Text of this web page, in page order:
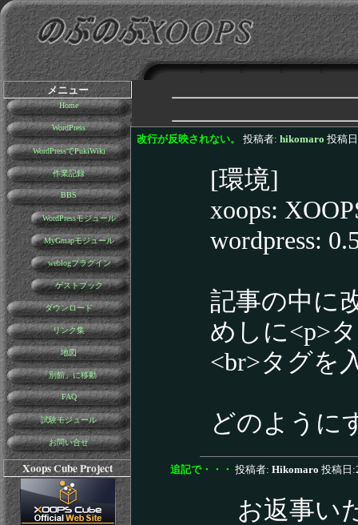
メニュー
Home
WordPress
WordPressでPukiWiki
作業記録
BBS
WordPressモジュール
MyGmapモジュール
weblogプラグイン
ゲストブック
ダウンロード
リンク集
地図
「別館」に移動
FAQ
試験モジュール
お問い合せ
Xoops Cube Project
改行が反映されない。 投稿者: hikomaro 投稿
[環境]
xoops:
wordpress:
記事の中に
めしに<p>
<br>タグを
どのように
追記で・・・ 投稿者: Hikomaro 投稿日
お返事い